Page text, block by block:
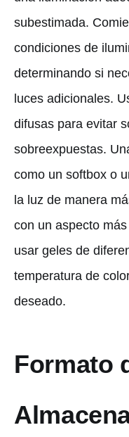
subestimada.
condiciones de
determinando si
luces adicionales.
difusas para evitar
sobreexpuestas.
como un softbox o
la luz de manera
con un aspecto
usar geles de
temperatura de
deseado.
Formato